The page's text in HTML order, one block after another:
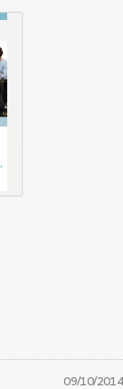
09/10/2014